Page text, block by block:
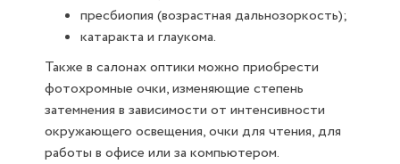
пресбиопия (возрастная дальнозоркость);
катаракта и глаукома.
Также в салонах оптики можно приобрести
фотохромные очки, изменяющие степень
затемнения в зависимости от интенсивности
окружающего освещения, очки для чтения, для
работы в офисе или за компьютером.